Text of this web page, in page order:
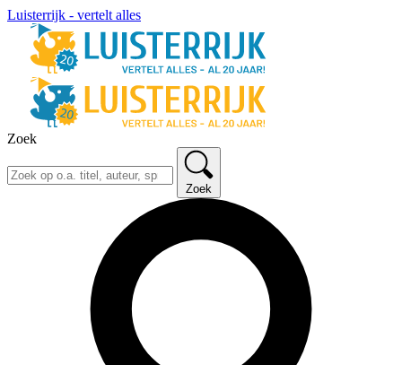
Luisterrijk - vertelt alles
Zoek
Zoek